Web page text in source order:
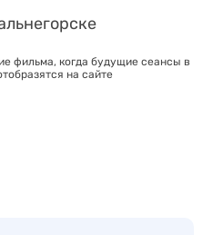
фильма, когда будущие сеансы в
на сайте